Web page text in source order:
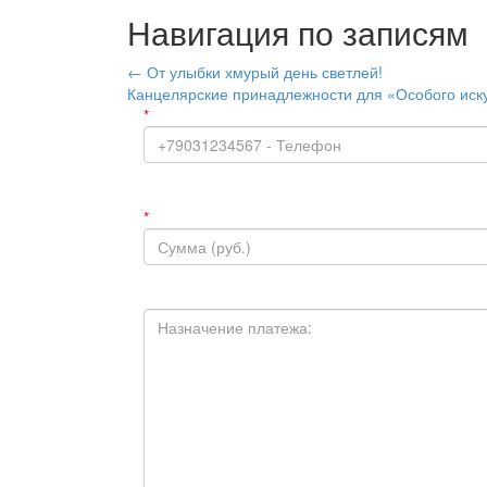
Навигация по записям
← От улыбки хмурый день светлей!
Канцелярские принадлежности для «Особого
*
*